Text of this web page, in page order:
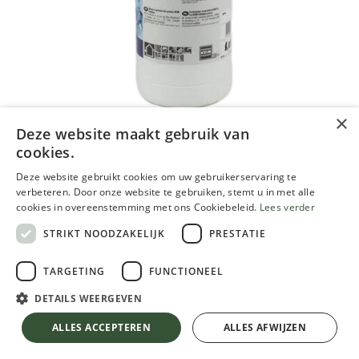
Keim Soldalan verdunning
22.07€ 24.53€ 10.03 % OFF
Inclusief btw
×
Deze website maakt gebruik van
cookies.
Deze website gebruikt cookies om uw gebruikerservaring te
verbeteren. Door onze website te gebruiken, stemt u in met alle
cookies in overeenstemming met ons Cookiebeleid. Lees verder
STRIKT NOODZAKELIJK
PRESTATIE
TARGETING FUNCTIONEEL
DETAILS WEERGEVEN
ALLES ACCEPTEREN ALLES AFWIJZEN